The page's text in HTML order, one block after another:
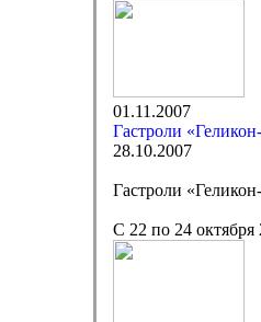
01.11.2007
Гастроли
28.10.2007
Гастроли
С 22 по 24